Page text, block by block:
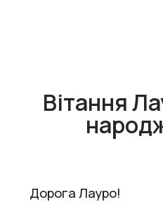
Вітання
Дорога Лауро!